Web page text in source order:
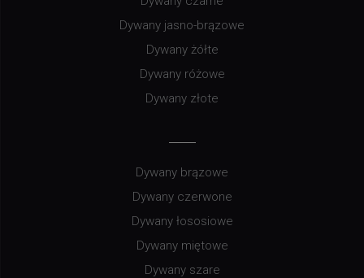
Dywany jasno-brązowe
Dywany żółte
Dywany różowe
Dywany złote
Dywany brązowe
Dywany czerwone
Dywany łososiowe
Dywany miętowe
Dywany szare